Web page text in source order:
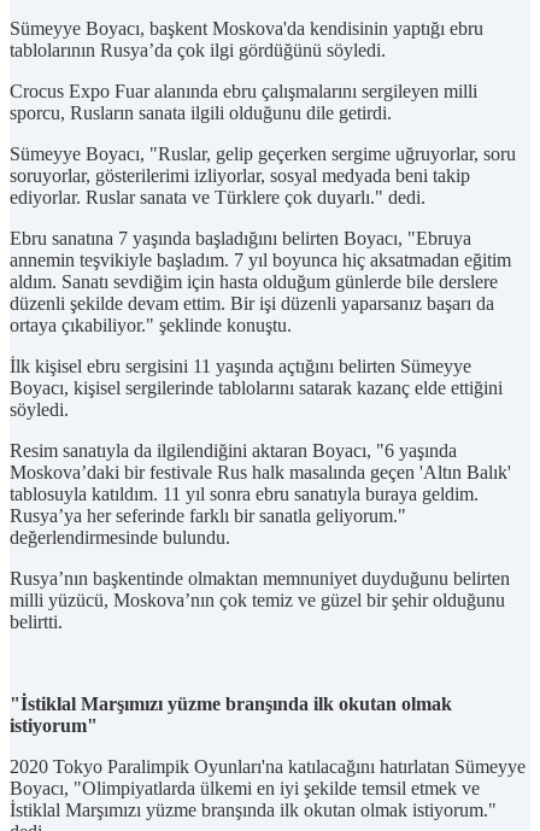
Sümeyye Boyacı, başkent Moskova'da kendisinin yaptığı ebru
tablolarının Rusya’da çok ilgi gördüğünü söyledi.
Crocus Expo Fuar alanında ebru çalışmalarını sergileyen milli
sporcu, Rusların sanata ilgili olduğunu dile getirdi.
Sümeyye Boyacı, "Ruslar, gelip geçerken sergime uğruyorlar, soru
soruyorlar, gösterilerimi izliyorlar, sosyal medyada beni takip
ediyorlar. Ruslar sanata ve Türklere çok duyarlı." dedi.
Ebru sanatına 7 yaşında başladığını belirten Boyacı, "Ebruya
annemin teşvikiyle başladım. 7 yıl boyunca hiç aksatmadan eğitim
aldım. Sanatı sevdiğim için hasta olduğum günlerde bile derslere
düzenli şekilde devam ettim. Bir işi düzenli yaparsanız başarı da
ortaya çıkabiliyor." şeklinde konuştu.
İlk kişisel ebru sergisini 11 yaşında açtığını belirten Sümeyye
Boyacı, kişisel sergilerinde tablolarını satarak kazanç elde ettiğini
söyledi.
Resim sanatıyla da ilgilendiğini aktaran Boyacı, "6 yaşında
Moskova’daki bir festivale Rus halk masalında geçen 'Altın Balık'
tablosuyla katıldım. 11 yıl sonra ebru sanatıyla buraya geldim.
Rusya’ya her seferinde farklı bir sanatla geliyorum."
değerlendirmesinde bulundu.
Rusya’nın başkentinde olmaktan memnuniyet duyduğunu belirten
milli yüzücü, Moskova’nın çok temiz ve güzel bir şehir olduğunu
belirtti.
"İstiklal Marşımızı yüzme branşında ilk okutan olmak
istiyorum"
2020 Tokyo Paralimpik Oyunları'na katılacağını hatırlatan Sümeyye
Boyacı, "Olimpiyatlarda ülkemi en iyi şekilde temsil etmek ve
İstiklal Marşımızı yüzme branşında ilk okutan olmak istiyorum."